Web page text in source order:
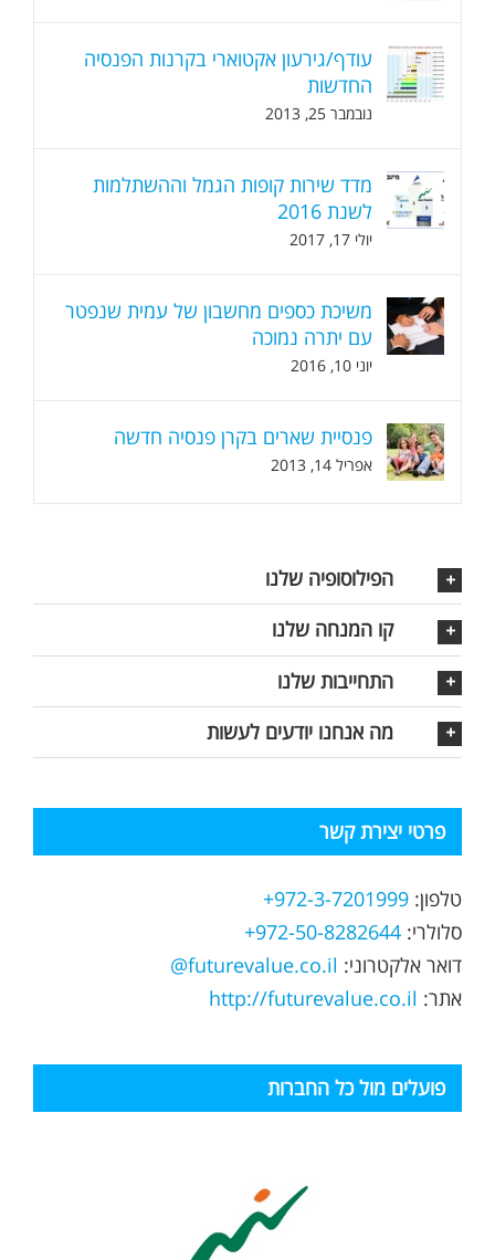
עודף/גירעון אקטוארי בקרנות הפנסיה
החדשות
נובמבר 25, 2013
מדד שירות קופות הגמל וההשתלמות
לשנת 2016
יולי 17, 2017
משיכת כספים מחשבון של עמית שנפטר
עם יתרה נמוכה
יוני 10, 2016
פנסיית שארים בקרן פנסיה חדשה
אפריל 14, 2013
הפילוסופיה שלנו
קו המנחה שלנו
התחייבות שלנו
מה אנחנו יודעים לעשות
פרטי יצירת קשר
טלפון: 972-3-7201999+
סלולרי: 972-50-8282644+
דואר אלקטרוני: futurevalue.co.il@
אתר: http://futurevalue.co.il
פועלים מול כל החברות